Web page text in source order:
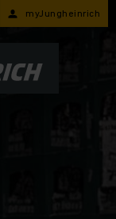
myJungheinrich